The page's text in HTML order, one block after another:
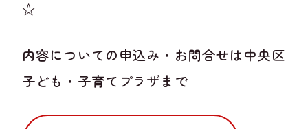
☆
内容についての申込み・お問合せは中央区
子ども・子育てプラザまで